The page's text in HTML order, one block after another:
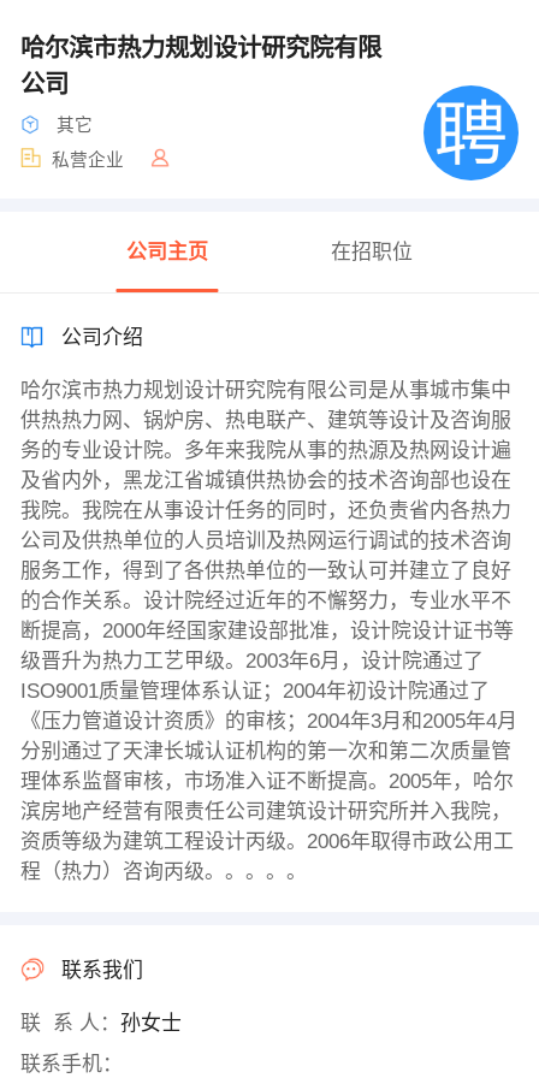
哈尔滨市热力规划设计研究院有限
公司
其它
私营企业
公司主页 在招职位
公司介绍
哈尔滨市热力规划设计研究院有限公司是从事城市集中
供热热力网、锅炉房、热电联产、建筑等设计及咨询服
务的专业设计院。多年来我院从事的热源及热网设计遍
及省内外，黑龙江省城镇供热协会的技术咨询部也设在
我院。我院在从事设计任务的同时，还负责省内各热力
公司及供热单位的人员培训及热网运行调试的技术咨询
服务工作，得到了各供热单位的一致认可并建立了良好
的合作关系。设计院经过近年的不懈努力，专业水平不
断提高，2000年经国家建设部批准，设计院设计证书等
级晋升为热力工艺甲级。2003年6月，设计院通过了
ISO9001质量管理体系认证；2004年初设计院通过了
《压力管道设计资质》的审核；2004年3月和2005年4月
分别通过了天津长城认证机构的第一次和第二次质量管
理体系监督审核，市场准入证不断提高。2005年，哈尔
滨房地产经营有限责任公司建筑设计研究所并入我院，
资质等级为建筑工程设计丙级。2006年取得市政公用工
程（热力）咨询丙级。。。。。
联系我们
联 系 人： 孙女士
联系手机：